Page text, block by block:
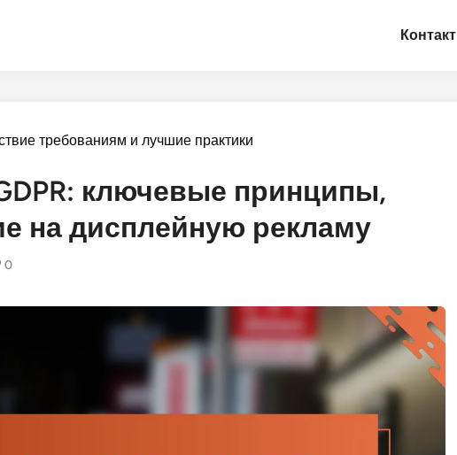
Контакт
требованиям и лучшие практики
ключевые принципы,
на дисплейную рекламу
0